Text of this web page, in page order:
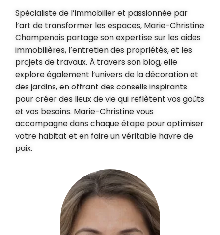
Spécialiste de l’immobilier et passionnée par
l’art de transformer les espaces, Marie-Christine
Champenois partage son expertise sur les aides
immobilières, l’entretien des propriétés, et les
projets de travaux. À travers son blog, elle
explore également l’univers de la décoration et
des jardins, en offrant des conseils inspirants
pour créer des lieux de vie qui reflètent vos goûts
et vos besoins. Marie-Christine vous
accompagne dans chaque étape pour optimiser
votre habitat et en faire un véritable havre de
paix.